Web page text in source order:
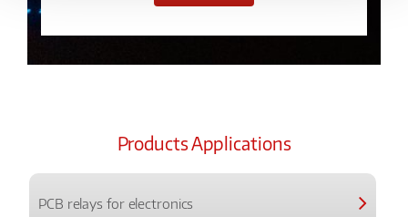
Products Applications
PCB relays for electronics